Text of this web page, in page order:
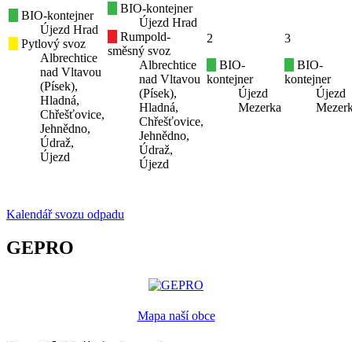
BIO-kontejner
Újezd Hrad
Pytlový svoz
Albrechtice
nad Vltavou
(Písek),
Hladná,
Chřešťovice,
Jehnědno,
Údraž,
Újezd
BIO-kontejner
Újezd Hrad
Rumpold-
směsný svoz
Albrechtice
nad Vltavou
(Písek),
Hladná,
Chřešťovice,
Jehnědno,
Údraž,
Újezd
2
BIO-
kontejner
Újezd
Mezerka
3
BIO-
kontejner
Újezd
Kalendář svozu odpadu
GEPRO
Mapa naší obce